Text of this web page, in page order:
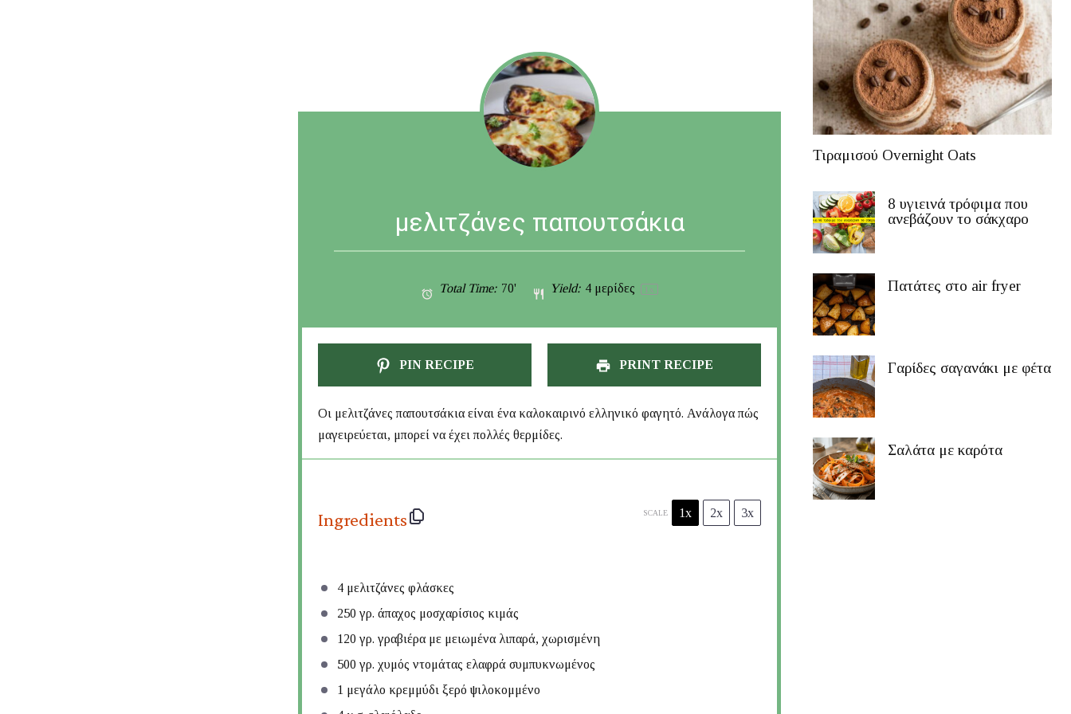
μελιτζάνες παπουτσάκια
Total Time: 70' Yield: 4 μερίδες 1 x
PIN RECIPE PRINT RECIPE
Οι μελιτζάνες παπουτσάκια είναι ένα καλοκαιρινό ελληνικό φαγητό. Ανάλογα πώς
μαγειρεύεται, μπορεί να έχει πολλές θερμίδες.
Ingredients SCALE 1x 2x 3x
4 μελιτζάνες φλάσκες
250 γρ. άπαχος μοσχαρίσιος κιμάς
120 γρ. γραβιέρα με μειωμένα λιπαρά, χωρισμένη
500 γρ. χυμός ντομάτας ελαφρά συμπυκνωμένος
1 μεγάλο κρεμμύδι ξερό ψιλοκομμένο
Τιραμισού Overnight Oats
8 υγιεινά τρόφιμα που
ανεβάζουν το σάκχαρο
Πατάτες στο air fryer
Γαρίδες σαγανάκι με φέτα
Σαλάτα με καρότα